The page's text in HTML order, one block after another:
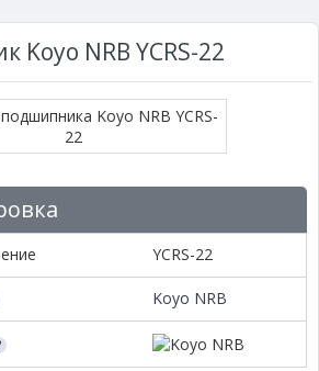
Koyo NRB YCRS-22
YCRS-22
Koyo NRB